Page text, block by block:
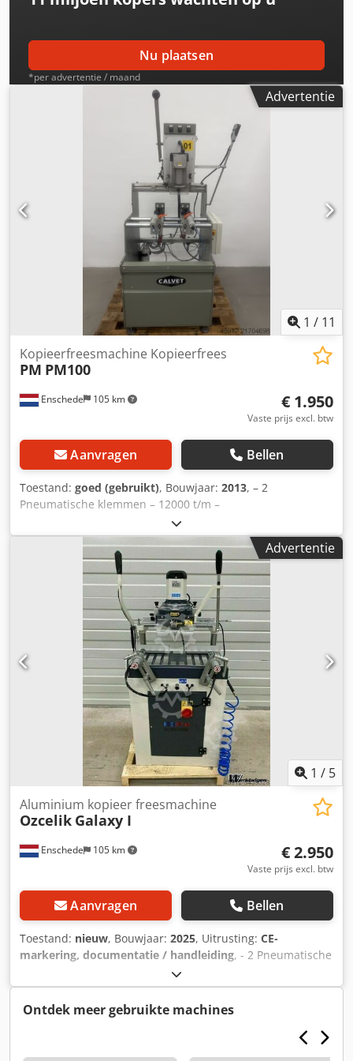
Nu plaatsen
*per advertentie / maand
Advertentie
1 / 11
Enschede 105 km
Kopieerfreesmachine Kopieerfrees
PM PM100
€ 1.950
Vaste prijs excl. btw
Aanvragen Bellen
Toestand: goed (gebruikt), Bouwjaar: 2013, – 2
Pneumatische klemmen – 12000 t/m –
Nevelsmeerssysteem Chsdpfx Asy An U Ioh Uja – Gewicht
180 kg – 230V
Advertentie
1 / 5
Enschede 105 km
Aluminium kopieer freesmachine
Ozcelik Galaxy I
€ 2.950
Vaste prijs excl. btw
Aanvragen Bellen
Toestand: nieuw, Bouwjaar: 2025, Uitrusting: CE-
markering, documentatie / handleiding, - 2 Pneumatische
klemmen - Koeling Chjdpfogg N Taox Ah Uja -
Materiaalaanslag - Documentatie - 400V
Ontdek meer gebruikte machines